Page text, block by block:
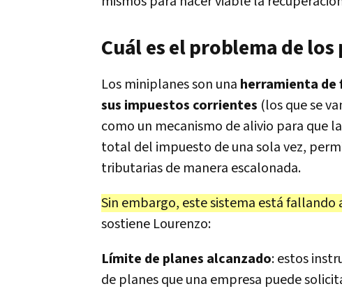
Cuál es el problema de los
Los miniplanes son una herramienta de
sus impuestos corrientes (los que se
como un mecanismo de alivio para que
total del impuesto de una sola vez,
tributarias de manera escalonada.
Sin embargo, este sistema está
sostiene Lourenzo:
Límite de planes alcanzado: estos
de planes que una empresa puede